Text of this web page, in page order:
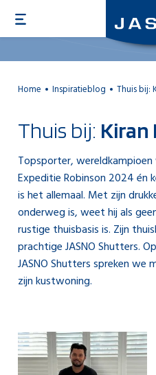
naar
de
gaanHome Inspiratieblog Thuis bij:
Thuis bij: Kiran
Topsporter,
Expeditie Robinson 2024 én
is het allemaal. Met zijn
onderweg is, weet hij als
rustige thuisbasis is. Zijn
prachtige JASNO Shutters.
JASNO Shutters spreken we
zijn kustwoning.